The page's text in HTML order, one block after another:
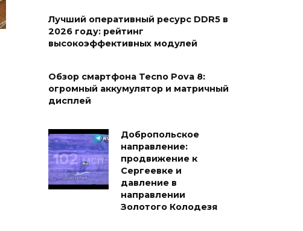
Лучший оперативный ресурс DDR5 в
2026 году: рейтинг
высокоэффективных модулей
Обзор смартфона Tecno Pova 8:
огромный аккумулятор и матричный
дисплей
Добропольское
направление:
продвижение к
Сергеевке и
давление в
направлении
Золотого Колодезя